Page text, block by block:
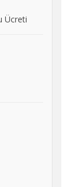
Ücreti